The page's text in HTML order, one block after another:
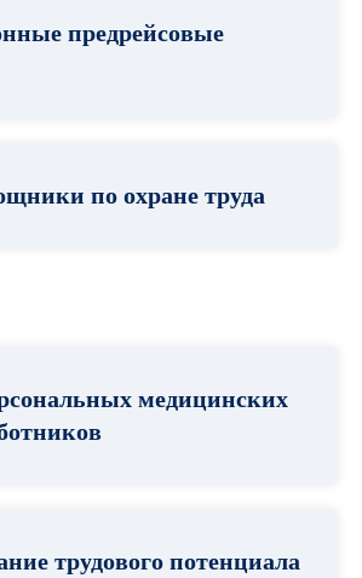
предрейсовые
по охране труда
медицинских
трудового потенциала